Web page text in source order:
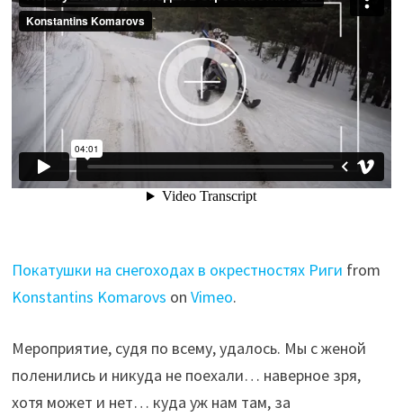
Покатушки на снегоходах в окрестностях Риги from
Konstantins Komarovs on Vimeo.
Мероприятие, судя по всему, удалось. Мы с женой
поленились и никуда не поехали… наверное зря,
хотя может и нет… куда уж нам там, за